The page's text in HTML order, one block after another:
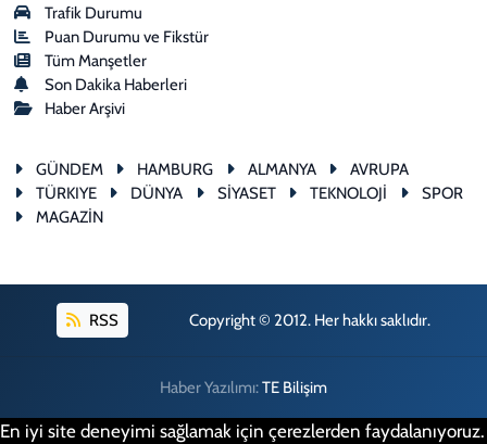
Trafik Durumu
Puan Durumu ve Fikstür
Tüm Manşetler
Son Dakika Haberleri
Haber Arşivi
GÜNDEM HAMBURG ALMANYA
AVRUPA
TÜRKIYE
DÜNYA SİYASET TEKNOLOJİ
SPOR
MAGAZİN
RSS Copyright © 2012. Her hakkı saklıdır.
Haber Yazılımı:TE Bilişim
En iyi site deneyimi sağlamak için çerezlerden faydalanıyoruz.